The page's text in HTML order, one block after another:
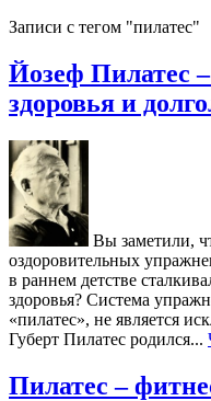
Записи с тегом "пилатес"
Йозеф Пилатес
здоровья и
Вы заметили,
оздоровительных
в раннем детстве
здоровья? Система
«пилатес», не является
Губерт Пилатес родился...
Пилатес –